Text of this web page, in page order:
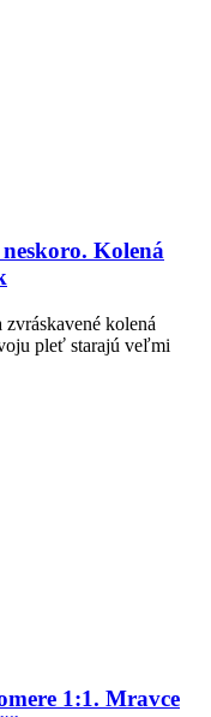
Kolená
kolená
pleť starajú veľmi
1:1. Mravce